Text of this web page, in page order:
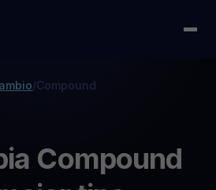
/Compound
Compound